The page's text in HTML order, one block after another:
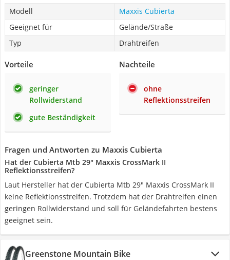
Modell
Maxxis Cubierta
Geeignet für
Gelände/Straße
Typ
Drahtreifen
Vorteile
geringer
Rollwiderstand
gute Beständigkeit
Nachteile
ohne
Reflektionsstreifen
Fragen und Antworten zu Maxxis Cubierta
Hat der Cubierta Mtb 29" Maxxis CrossMark II
Reflektionsstreifen?
Laut Hersteller hat der Cubierta Mtb 29" Maxxis CrossMark II
keine Reflektionsstreifen. Trotzdem hat der Drahtreifen einen
geringen Rollwiderstand und soll für Geländefahrten bestens
geeignet sein.
Greenstone Mountain Bike